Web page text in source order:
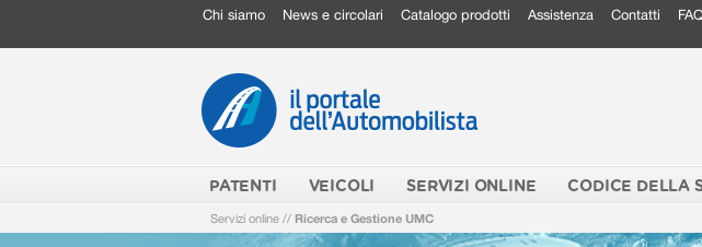
Chi siamo News e circolari Catalogo prodotti Assistenza Contatti
PATENTI VEICOLI SERVIZI ONLINE CODICE DELLA
Servizi online // Ricerca e Gestione UMC